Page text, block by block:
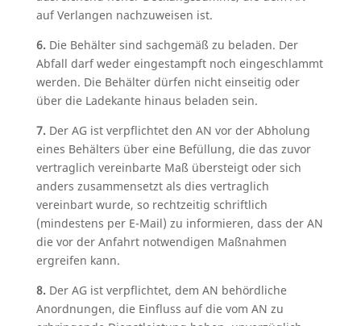
auf Verlangen nachzuweisen ist.
6.Die Behälter sind sachgemäß zu beladen. Der
Abfall darf weder eingestampft noch eingeschlammt
werden. Die Behälter dürfen nicht einseitig oder
über die Ladekante hinaus beladen sein.
7.Der AG ist verpflichtet den AN vor der Abholung
eines Behälters über eine Befüllung, die das zuvor
vertraglich vereinbarte Maß übersteigt oder sich
anders zusammensetzt als dies vertraglich
vereinbart wurde, so rechtzeitig schriftlich
(mindestens per E-Mail) zu informieren, dass der AN
die vor der Anfahrt notwendigen Maßnahmen
ergreifen kann.
8.Der AG ist verpflichtet, dem AN behördliche
Anordnungen, die Einfluss auf die vom AN zu